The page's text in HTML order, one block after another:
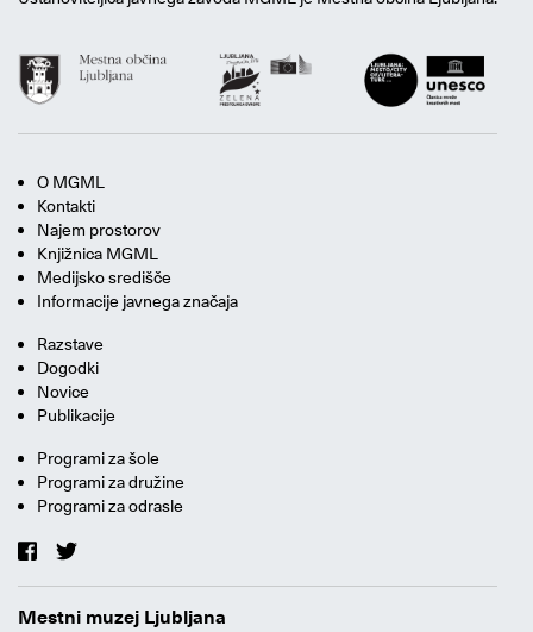
O MGML
Kontakti
Najem prostorov
Knjižnica MGML
Medijsko središče
Informacije javnega značaja
Razstave
Dogodki
Novice
Publikacije
Programi za šole
Programi za družine
Programi za odrasle
Mestni muzej Ljubljana